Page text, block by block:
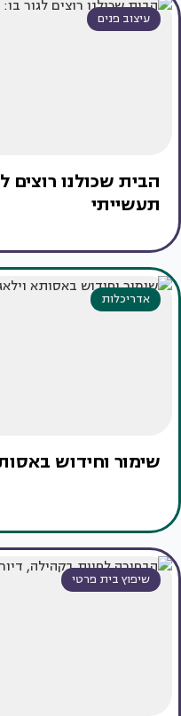
עיצוב פנים
הבית שכולנו רוצים
תעשייתי
אדריכלות
שימור וחידוש
שיפוץ בית פרטי